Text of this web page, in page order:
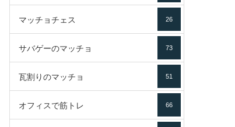
マッチョチェス 26
サバゲーのマッチョ 73
瓦割りのマッチョ 51
オフィスで筋トレ 66